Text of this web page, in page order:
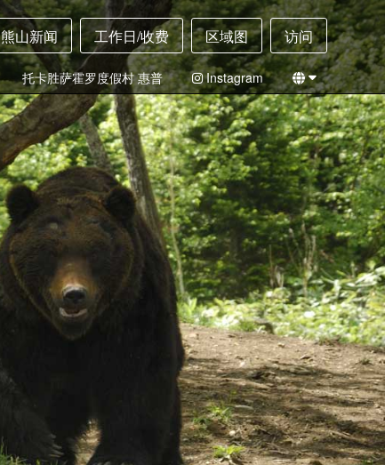
熊山新闻 工作日/收费 区域图 访问
托卡胜萨霍罗度假村 惠普
Instagram
日本
英语